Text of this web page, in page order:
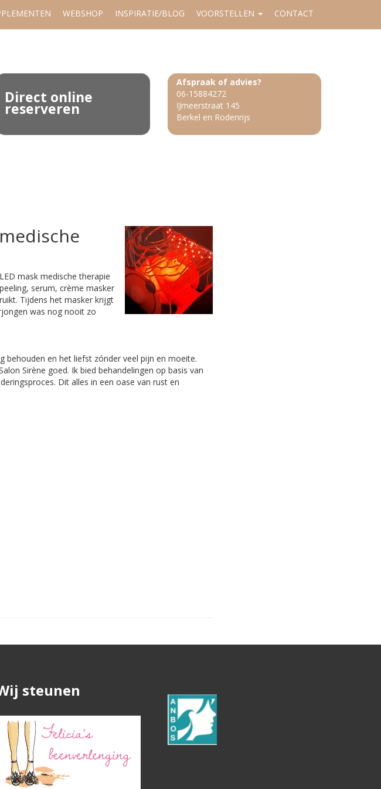
WEBSHOP INSPIRATIE/BLOG VOORSTELLEN CONTACT
Direct online
reserveren
Afspraak of advies?
06-15884272
IJmeerstraat 145
Berkel en Rodenrijs
mask medische therapie
serum, crème masker
Tijdens het masker krijgt
was nog nooit zo
behouden en het liefst zónder veel pijn en moeite.
Sirène goed. Ik bied behandelingen op basis van
Dit alles in een oase van rust en
steunen